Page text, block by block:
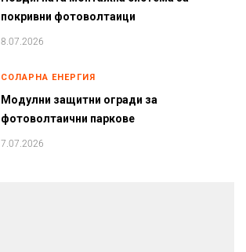
покривни фотоволтаици
8.07.2026
СОЛАРНА ЕНЕРГИЯ
Модулни защитни огради за
фотоволтаични паркове
7.07.2026